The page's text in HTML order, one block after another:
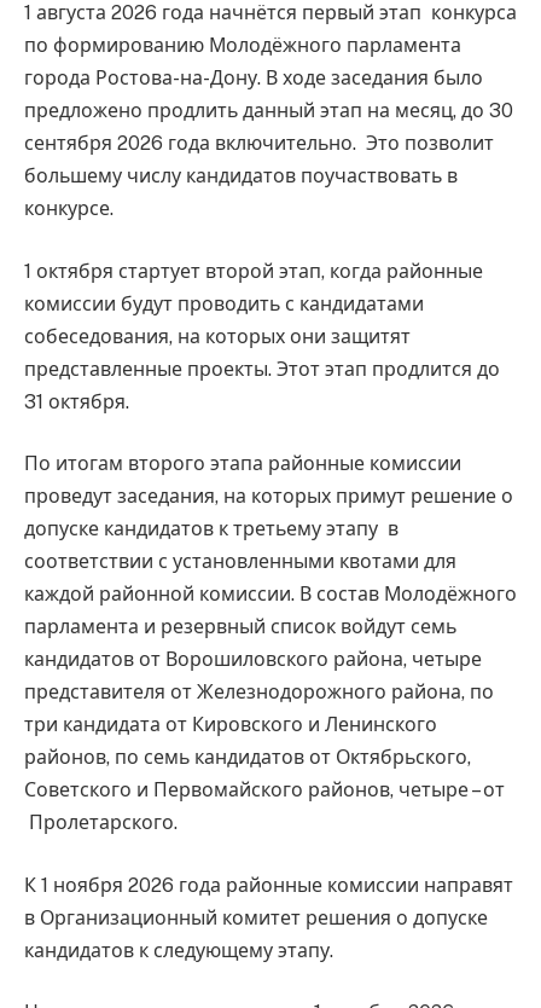
1 августа 2026 года начнётся первый этап конкурса
по формированию Молодёжного парламента
города Ростова-на-Дону. В ходе заседания было
предложено продлить данный этап на месяц, до 30
сентября 2026 года включительно. Это позволит
большему числу кандидатов поучаствовать в
конкурсе.
1 октября стартует второй этап, когда районные
комиссии будут проводить с кандидатами
собеседования, на которых они защитят
представленные проекты. Этот этап продлится до
31 октября.
По итогам второго этапа районные комиссии
проведут заседания, на которых примут решение о
допуске кандидатов к третьему этапу в
соответствии с установленными квотами для
каждой районной комиссии. В состав Молодёжного
парламента и резервный список войдут семь
кандидатов от Ворошиловского района, четыре
представителя от Железнодорожного района, по
три кандидата от Кировского и Ленинского
районов, по семь кандидатов от Октябрьского,
Советского и Первомайского районов, четыре – от
Пролетарского.
К 1 ноября 2026 года районные комиссии направят
в Организационный комитет решения о допуске
кандидатов к следующему этапу.